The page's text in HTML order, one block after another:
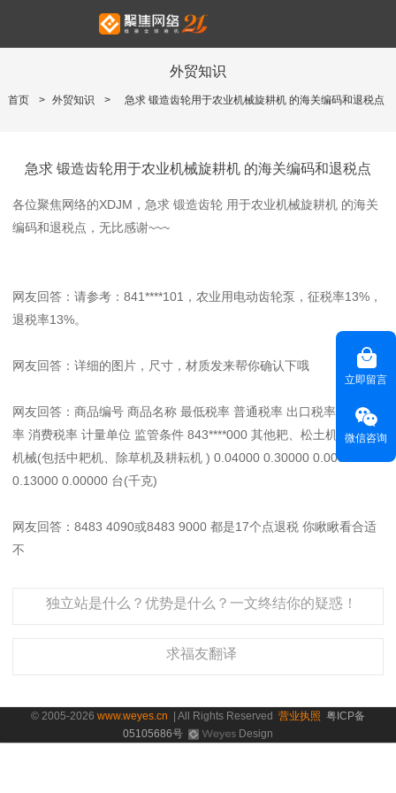
外贸知识
首页 > 外贸知识 > 急求 锻造齿轮用于农业机械旋耕机 的海关编码和退税点
急求 锻造齿轮用于农业机械旋耕机 的海关编码和退税点
各位聚焦网络的XDJM，急求 锻造齿轮 用于农业机械旋耕机 的海关
编码和退税点，无比感谢~~~
网友回答：请参考：841****101，农业用电动齿轮泵，征税率13%，
退税率13%。
网友回答：详细的图片，尺寸，材质发来帮你确认下哦
网友回答：商品编号 商品名称 最低税率 普通税率 出口税率 增值税
率 消费税率 计量单位 监管条件 843****000 其他耙、松土机等耕作
机械(包括中耙机、除草机及耕耘机 ) 0.04000 0.30000 0.00000
0.13000 0.00000 台(千克)
网友回答：8483 4090或8483 9000 都是17个点退税 你瞅瞅看合适
不
独立站是什么？优势是什么？一文终结你的疑惑！
求福友翻译
© 2005-2026 www.weyes.cn | All Rights Reserved 营业执照 粤ICP备
05105686号
Design
立即留言
微信咨询